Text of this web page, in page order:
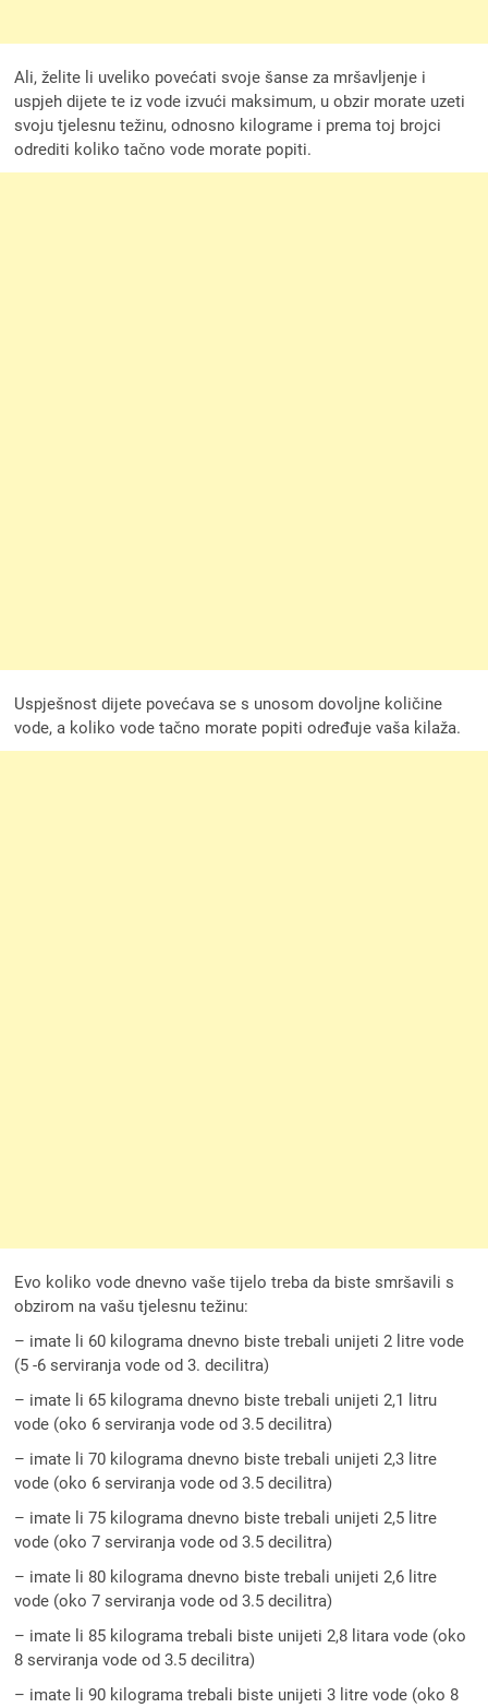
Ali, želite li uveliko povećati svoje šanse za mršavljenje i
uspjeh dijete te iz vode izvući maksimum, u obzir morate uzeti
svoju tjelesnu težinu, odnosno kilograme i prema toj brojci
odrediti koliko tačno vode morate popiti.
Uspješnost dijete povećava se s unosom dovoljne količine
vode, a koliko vode tačno morate popiti određuje vaša kilaža.
Evo koliko vode dnevno vaše tijelo treba da biste smršavili s
obzirom na vašu tjelesnu težinu:
– imate li 60 kilograma dnevno biste trebali unijeti 2 litre vode
(5 -6 serviranja vode od 3. decilitra)
– imate li 65 kilograma dnevno biste trebali unijeti 2,1 litru
vode (oko 6 serviranja vode od 3.5 decilitra)
– imate li 70 kilograma dnevno biste trebali unijeti 2,3 litre
vode (oko 6 serviranja vode od 3.5 decilitra)
– imate li 75 kilograma dnevno biste trebali unijeti 2,5 litre
vode (oko 7 serviranja vode od 3.5 decilitra)
– imate li 80 kilograma dnevno biste trebali unijeti 2,6 litre
vode (oko 7 serviranja vode od 3.5 decilitra)
– imate li 85 kilograma trebali biste unijeti 2,8 litara vode (oko
8 serviranja vode od 3.5 decilitra)
– imate li 90 kilograma trebali biste unijeti 3 litre vode (oko 8